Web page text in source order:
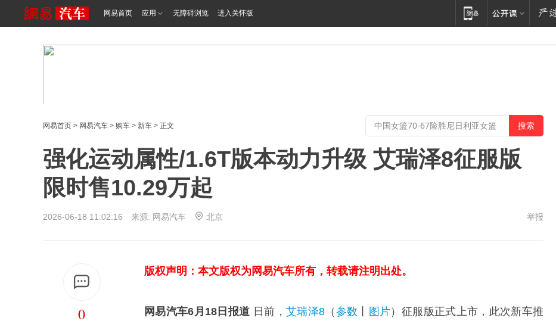
网易首页 应用 无障碍浏览 进入关怀版
网易首页 > 网易汽车 > 购车 > 新车 > 正文
强化运动属性/1.6T版本动力升级 艾瑞泽8征服版
限时售10.29万起
2026-06-18 11:02:16 来源: 网易汽车 北京 举报
0
版权声明：本文版权为网易汽车所有，转载请注明出处。
网易汽车6月18日报道 日前， 艾瑞泽8（ 参数 图片）征服版正式上市，此次新车推